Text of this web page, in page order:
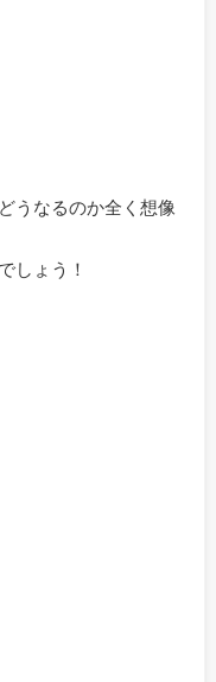
うなるのか全く想像
しょう！